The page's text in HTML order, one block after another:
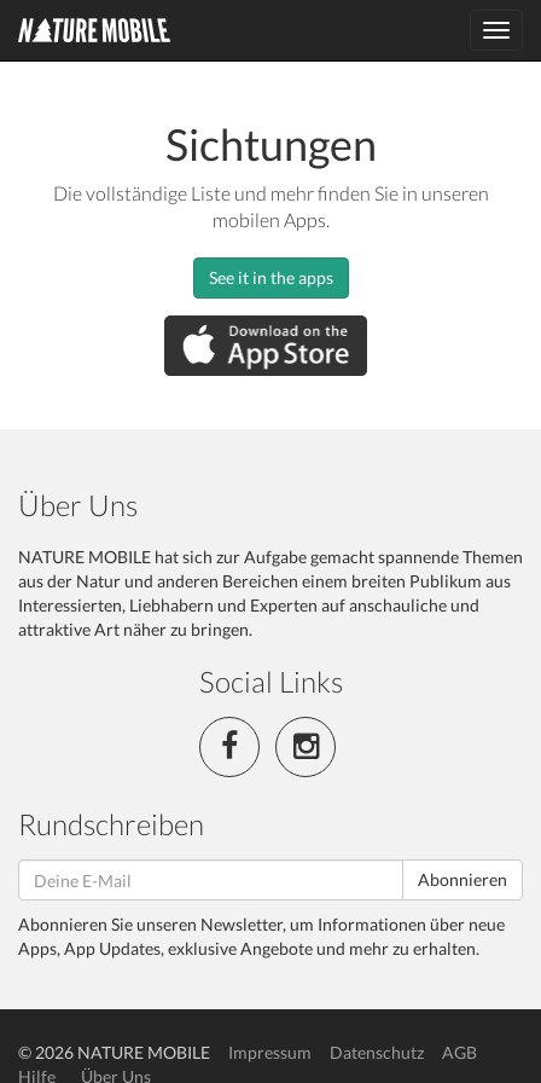
Sichtungen
Die vollständige Liste und mehr finden Sie in unseren
mobilen Apps.
See it in the apps
Über Uns
NATURE MOBILE hat sich zur Aufgabe gemacht spannende Themen
aus der Natur und anderen Bereichen einem breiten Publikum aus
Interessierten, Liebhabern und Experten auf anschauliche und
attraktive Art näher zu bringen.
Social Links
Rundschreiben
Abonnieren
Abonnieren Sie unseren Newsletter, um Informationen über neue
Apps, App Updates, exklusive Angebote und mehr zu erhalten.
© 2026 NATURE MOBILE Impressum Datenschutz
AGB
Hilfe
Über Uns